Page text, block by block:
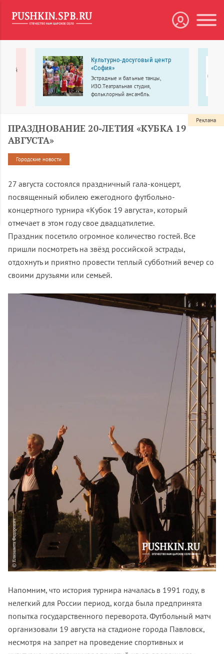
Культурно-досуговый центр
«София»
Эстрадные и бальные танцы,
ИЗО.Театральная студия,
фольклорный ансамбль.
ПРАЗДНОВАНИЕ 20-ЛЕТИЯ «КУБКА 19
АВГУСТА»
Городские новости
27 августа состоялся праздничный гала-концерт,
посвященный юбилею ежегодного футбольно-
концертного турнира «Кубок 19 августа», который
отмечает в этом году свое двадцатилетие.
Праздник посетило огромное количество гостей. Все
пришли посмотреть на звёзд российской эстрады,
отдохнуть и приятно провести теплый субботний вечер со
своими друзьями или семьей.
Напомним, что история турнира началась в 1991 году, в
нелегкий для России период, когда была предпринята
попытка государственного переворота. Футбольный матч
организовали 19 августа на стадионе города Павловск,
несмотря на запрет на проведение спортивных и
Реклама